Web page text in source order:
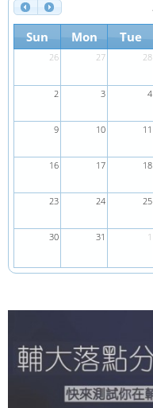
Sun Mon Tue
26 27 28
2 3 4
9 10 11
16 17 18
23 24 25
30 31 1